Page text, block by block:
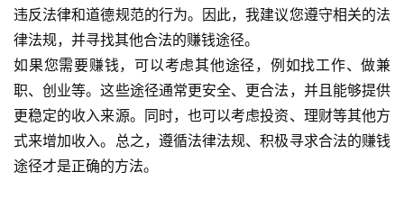
违反法律和道德规范的行为。因此，我建议您遵守相关的法
律法规，并寻找其他合法的赚钱途径。
如果您需要赚钱，可以考虑其他途径，例如找工作、做兼
职、创业等。这些途径通常更安全、更合法，并且能够提供
更稳定的收入来源。同时，也可以考虑投资、理财等其他方
式来增加收入。总之，遵循法律法规、积极寻求合法的赚钱
途径才是正确的方法。